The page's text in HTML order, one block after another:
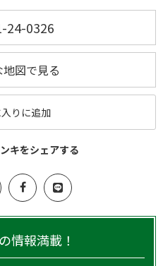
24-0326
図で見る
りに追加
キをシェアする
情報満載！